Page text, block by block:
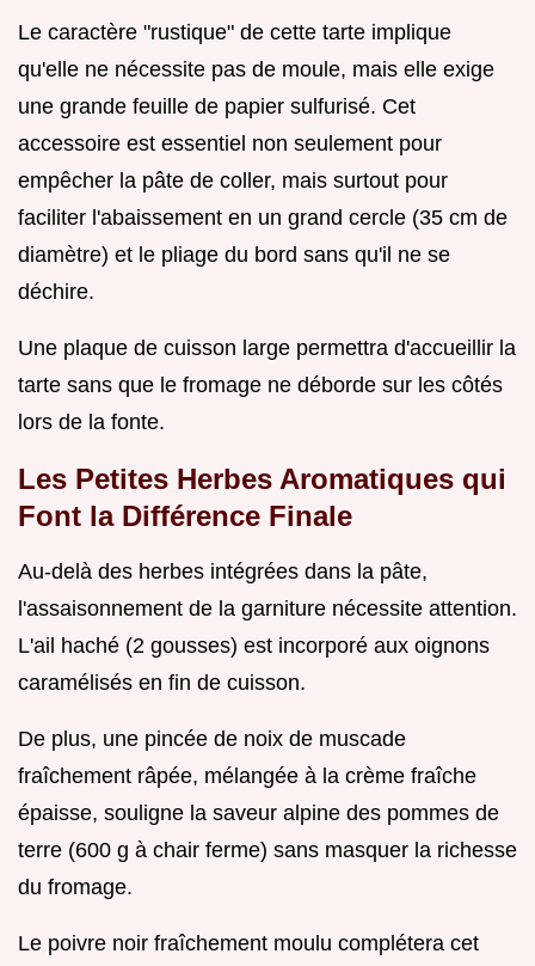
Le caractère "rustique" de cette tarte implique
qu'elle ne nécessite pas de moule, mais elle exige
une grande feuille de papier sulfurisé. Cet
accessoire est essentiel non seulement pour
empêcher la pâte de coller, mais surtout pour
faciliter l'abaissement en un grand cercle (35 cm de
diamètre) et le pliage du bord sans qu'il ne se
déchire.
Une plaque de cuisson large permettra d'accueillir la
tarte sans que le fromage ne déborde sur les côtés
lors de la fonte.
Les Petites Herbes Aromatiques qui
Font la Différence Finale
Au-delà des herbes intégrées dans la pâte,
l'assaisonnement de la garniture nécessite attention.
L'ail haché (2 gousses) est incorporé aux oignons
caramélisés en fin de cuisson.
De plus, une pincée de noix de muscade
fraîchement râpée, mélangée à la crème fraîche
épaisse, souligne la saveur alpine des pommes de
terre (600 g à chair ferme) sans masquer la richesse
du fromage.
Le poivre noir fraîchement moulu complétera cet